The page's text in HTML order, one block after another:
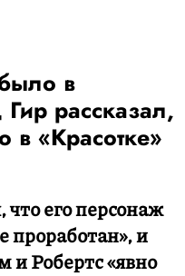
в
рассказал,
в «Красотке»
его персонаж
проработан», и
Робертс «явно